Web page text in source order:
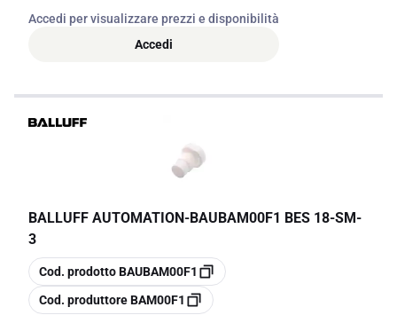
Accedi per visualizzare prezzi e disponibilità
Accedi
BALLUFF AUTOMATION-BAUBAM00F1 BES 18-SM-
3
copia
Cod. prodottoBAUBAM00F1
copia
Cod. produttoreBAM00F1